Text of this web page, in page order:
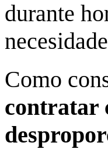
durante
Como
contratar